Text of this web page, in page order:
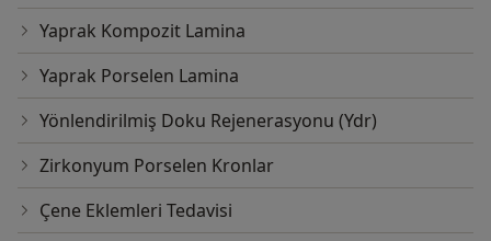
Yaprak Kompozit Lamina
Yaprak Porselen Lamina
Yönlendirilmiş Doku Rejenerasyonu (Ydr)
Zirkonyum Porselen Kronlar
Çene Eklemleri Tedavisi